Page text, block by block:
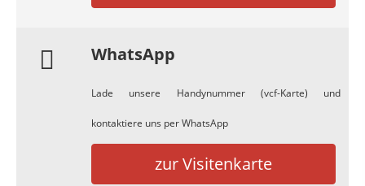
WhatsApp
Lade unsere Handynummer (vcf-Karte) und
kontaktiere uns per WhatsApp
zur Visitenkarte